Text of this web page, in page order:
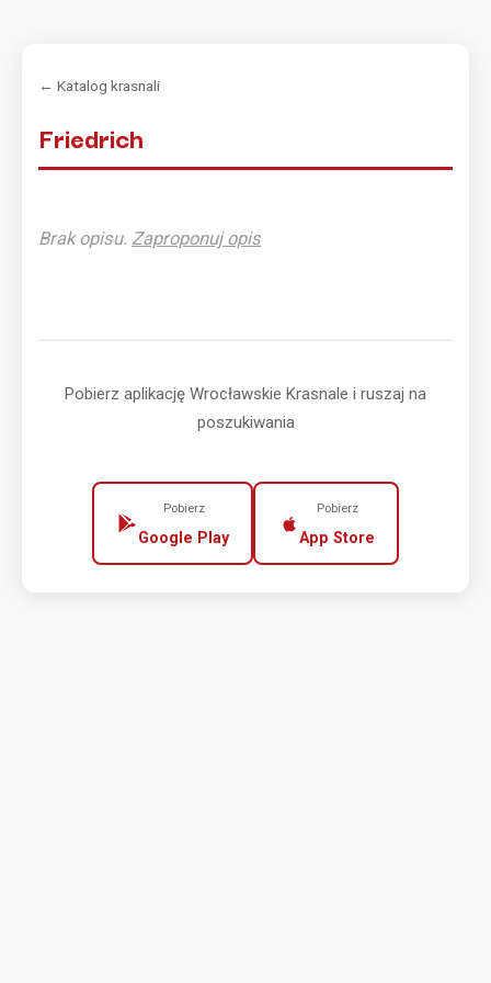
← Katalog krasnali
Friedrich
Brak opisu. Zaproponuj opis
Pobierz aplikację Wrocławskie Krasnale i ruszaj na
poszukiwania
Pobierz
Google Play
Pobierz
App Store